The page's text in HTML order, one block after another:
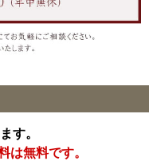
す。
は無料です。